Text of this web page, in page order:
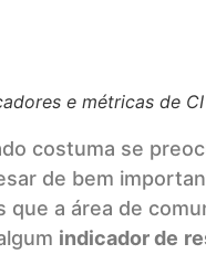
e métricas de CI
costuma se
de bem
a área de
indicador de